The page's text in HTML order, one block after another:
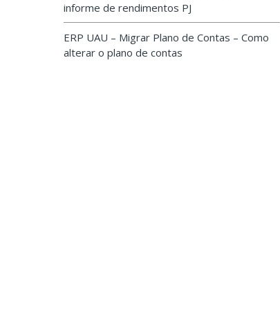
informe de rendimentos PJ
ERP UAU – Migrar Plano de Contas – Como
alterar o plano de contas